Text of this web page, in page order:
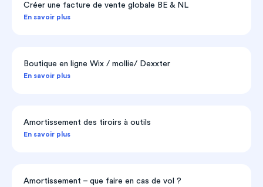
Créer une facture de vente globale BE & NL
En savoir plus
Boutique en ligne Wix / mollie/ Dexxter
En savoir plus
Amortissement des tiroirs à outils
En savoir plus
Amortissement – que faire en cas de vol ?